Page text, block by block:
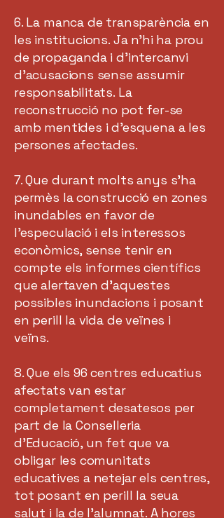
6. La manca de transparència en
les institucions. Ja n’hi ha prou
de propaganda i d’intercanvi
d’acusacions sense assumir
responsabilitats. La
reconstrucció no pot fer-se
amb mentides i d'esquena a les
persones afectades.
7. Que durant molts anys s’ha
permès la construcció en zones
inundables en favor de
l’especulació i els interessos
econòmics, sense tenir en
compte els informes científics
que alertaven d’aquestes
possibles inundacions i posant
en perill la vida de veïnes i
veïns.
8. Que els 96 centres educatius
afectats van estar
completament desatesos per
part de la Conselleria
d’Educació, un fet que va
obligar les comunitats
educatives a netejar els centres,
tot posant en perill la seua
salut i la de l’alumnat. A hores